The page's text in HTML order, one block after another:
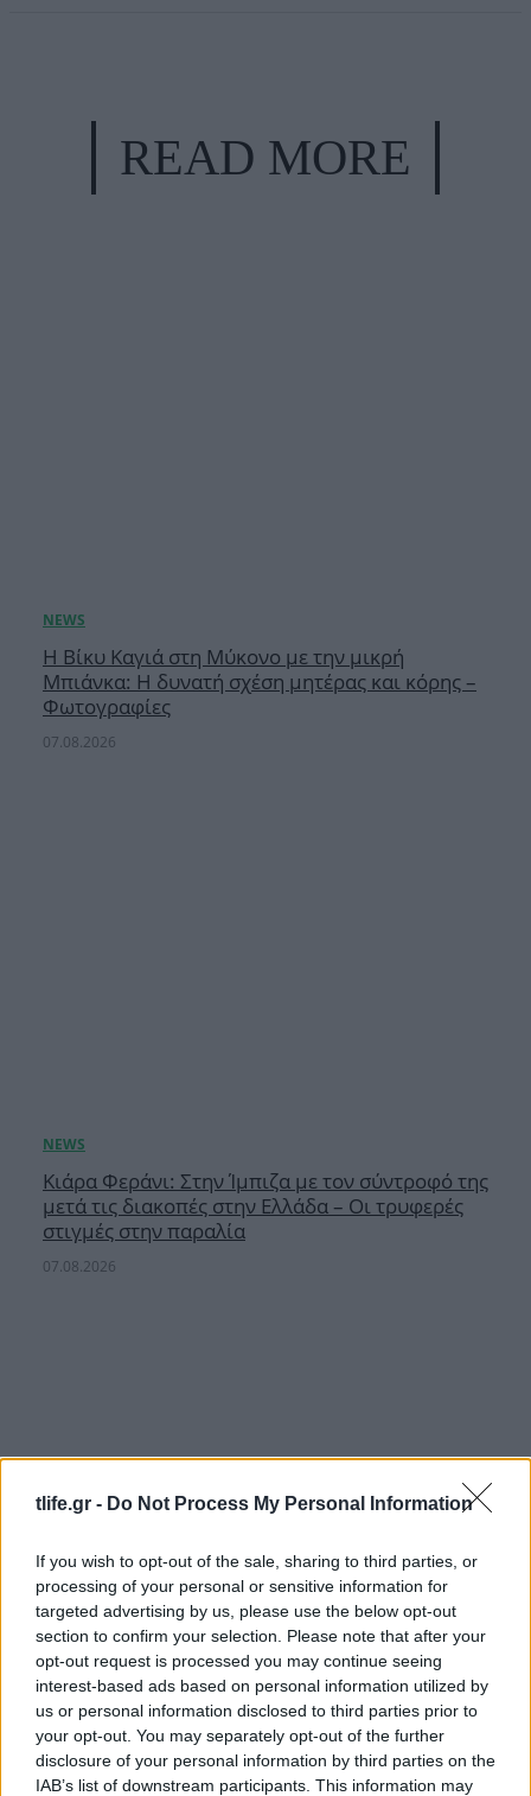
tlife.gr - Do Not Process My Personal Information
If you wish to opt-out of the sale, sharing to third parties, or
processing of your personal or sensitive information for
targeted advertising by us, please use the below opt-out
section to confirm your selection. Please note that after your
opt-out request is processed you may continue seeing
interest-based ads based on personal information utilized by
us or personal information disclosed to third parties prior to
your opt-out. You may separately opt-out of the further
disclosure of your personal information by third parties on the
IAB’s list of downstream participants. This information may
READ MORE
Η Βίκυ Καγιά στη Μύκονο με την μικρή
Μπιάνκα: Η δυνατή σχέση μητέρας και κόρης –
Φωτογραφίες
07.08.2026
Κιάρα Φεράνι: Στην Ίμπιζα με τον σύντροφό της
μετά τις διακοπές στην Ελλάδα – Οι τρυφερές
στιγμές στην παραλία
07.08.2026
Τροχαίο ατύχημα για τον Mike: «Θα σας
ενημερώσω μόλις είμαι σε θέση να επιστρέψω»
06.08.2026